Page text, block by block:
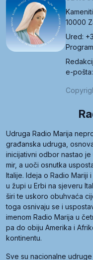
10000
Ured:
e-
Udruga Radio Marija
građanska udruga,
inicijativni odbor nastao
mir, a uoči osnutka
Italije. Ideja o Radio Mariji
u župi u Erbi na sjeveru
širi te uskoro obuhvaća
toga osnivaju se i
imenom Radio Marija u
pa do obiju Amerika i
kontinentu.
Sve su nacionalne